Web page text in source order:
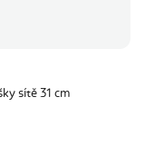
sítě 31 cm